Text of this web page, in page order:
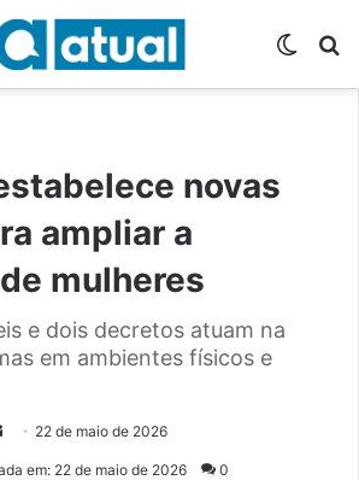
novas
ampliar a
mulheres
e dois decretos atuam na
em ambientes físicos e
22 de maio de 2026
em: 22 de maio de 2026 0